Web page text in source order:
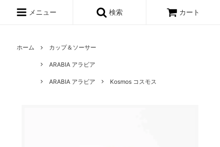
メニュー 検索 カート
ホーム カップ＆ソーサー
ARABIA アラビア
ARABIA アラビア Kosmos コスモス